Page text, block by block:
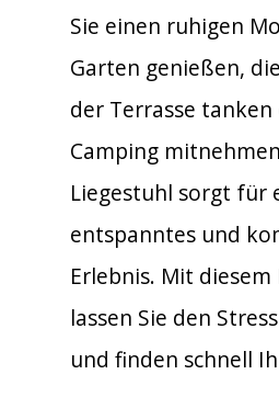
Sie einen ruhigen
Garten genießen,
der Terrasse
Camping
Liegestuhl sorgt für
entspanntes und
Erlebnis. Mit diesem
lassen Sie den
und finden schnell